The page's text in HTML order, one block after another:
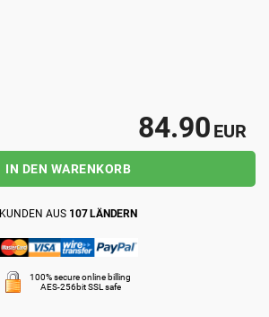
84.90 EUR
IN DEN WARENKORB
KUNDEN AUS 107 LÄNDERN
100% secure online billing
AES-256bit SSL safe